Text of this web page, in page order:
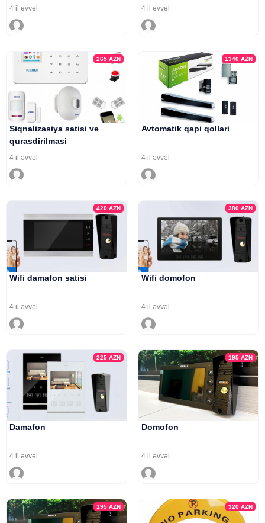
4 il əvvəl 4 il əvvəl
265AZN
Siqnalizasiya satisi ve
qurasdirilmasi
4 il əvvəl
1340 AZN
Avtomatik qapi qollari
4 il əvvəl
420AZN
Wifi damafon satisi
4 il əvvəl
380 AZN
Wifi domofon
4 il əvvəl
225AZN
Damafon
4 il əvvəl
195 AZN
Domofon
4 il əvvəl
195AZN 320 AZN